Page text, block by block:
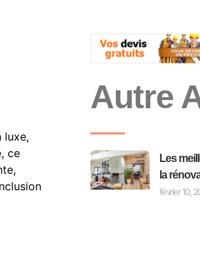
luxe,
ce
Autre
Les
la
février 10,